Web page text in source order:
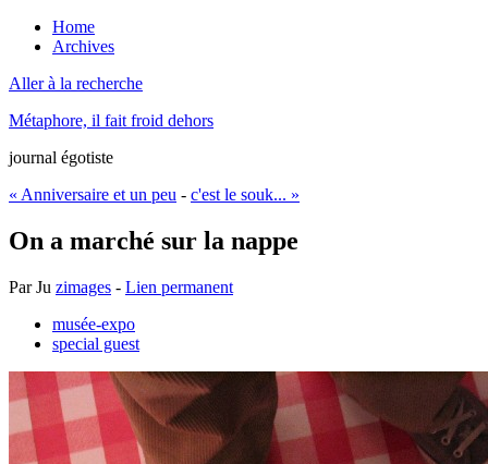
Home
Archives
Aller à la recherche
Métaphore, il fait froid dehors
journal égotiste
« Anniversaire et un peu - c'est le souk... »
On a marché sur la nappe
ParJu zimages - Lien permanent
musée-expo
special guest